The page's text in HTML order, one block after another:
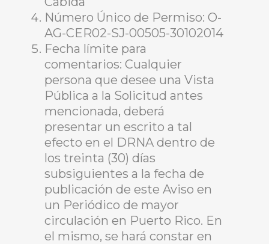
Número Único de Permiso: O-
AG-CER02-SJ-00505-30102014
Fecha límite para
comentarios: Cualquier
persona que desee una Vista
Pública a la Solicitud antes
mencionada, deberá
presentar un escrito a tal
efecto en el DRNA dentro de
los treinta (30) días
subsiguientes a la fecha de
publicación de este Aviso en
un Periódico de mayor
circulación en Puerto Rico. En
el mismo, se hará constar en